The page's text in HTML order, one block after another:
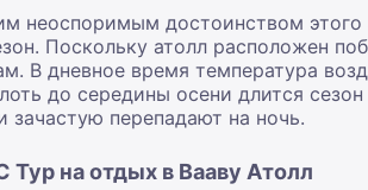
неоспоримым достоинством этого
Поскольку атолл расположен
В дневное время температура
до середины осени длится
зачастую перепадают на ночь.
Тур на отдых в Вааву Атолл